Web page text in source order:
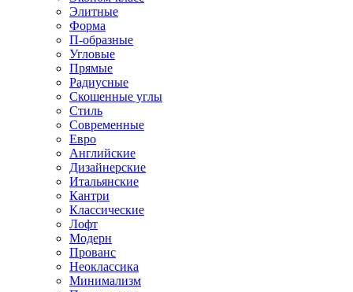
Элитные
Форма
П-образные
Угловые
Прямые
Радиусные
Скошенные углы
Стиль
Современные
Евро
Английские
Дизайнерские
Итальянские
Кантри
Классические
Лофт
Модерн
Прованс
Неоклассика
Минимализм